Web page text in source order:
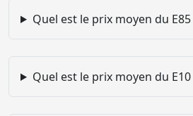
Quel est le prix moyen du E85
Quel est le prix moyen du E10